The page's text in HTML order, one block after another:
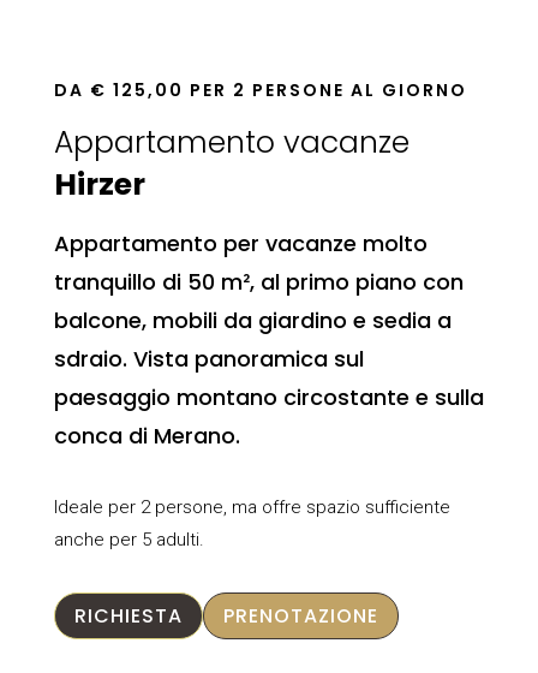
DA € 125,00 PER 2 PERSONE AL GIORNO
Appartamento vacanze
Hirzer
Appartamento per vacanze molto
tranquillo di 50 m², al primo piano con
balcone, mobili da giardino e sedia a
sdraio. Vista panoramica sul
paesaggio montano circostante e sulla
conca di Merano.
Ideale per 2 persone, ma offre spazio sufficiente
anche per 5 adulti.
RICHIESTA PRENOTAZIONE